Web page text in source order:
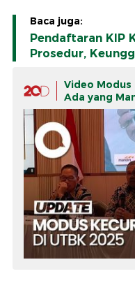
Baca juga:
Pendaftaran KIP
Prosedur,
Video Modus
Ada yang